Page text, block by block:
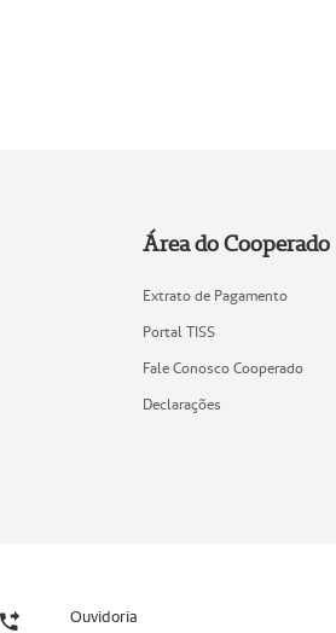
Área do Cooperado
Extrato de Pagamento
Portal TISS
Fale Conosco Cooperado
Declarações
Ouvidoria